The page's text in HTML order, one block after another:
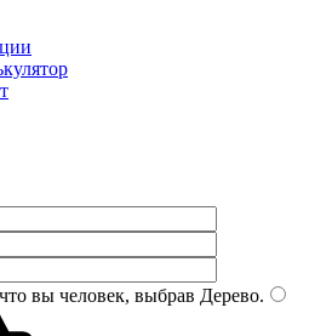
вы человек, выбрав Дерево.